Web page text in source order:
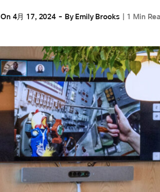
On 4月 17, 2024 By Emily Brooks 1 Min